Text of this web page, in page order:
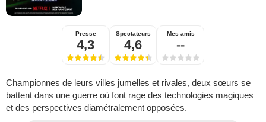
Presse
4,3
Spectateurs
4,6
Mes amis
--
Championnes de leurs villes jumelles et rivales, deux sœurs se
battent dans une guerre où font rage des technologies magiques
et des perspectives diamétralement opposées.